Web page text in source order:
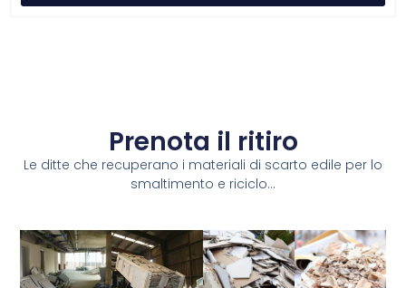
Prenota il ritiro
Le ditte che recuperano i materiali di scarto edile per lo
smaltimento e riciclo...